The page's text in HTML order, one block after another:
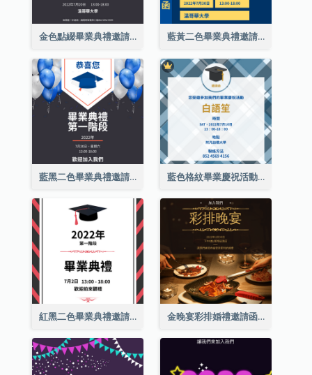
金色點綴畢業典禮邀請函 藍黃二色畢業典禮邀請函
藍黑二色畢業典禮邀請函 藍色格紋畢業慶祝活動邀請函
紅黑二色畢業典禮邀請函 金晚宴彩排婚禮邀請函